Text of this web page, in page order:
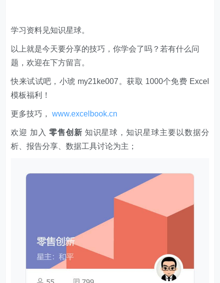
学习资料见知识星球。
以上就是今天要分享的技巧，你学会了吗？若有什么问
题，欢迎在下方留言。
快来试试吧，小琥 my21ke007。获取 1000个免费 Excel
模板福利​​​​！
更多技巧，www.excelbook.cn
欢迎 加入 零售创新 知识星球，知识星球主要以数据分
析、报告分享、数据工具讨论为主；